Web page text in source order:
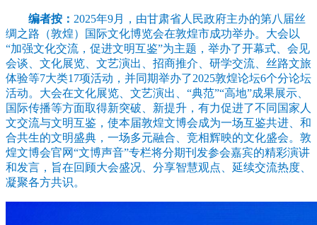
编者按： 2025年9月，由甘肃省人民政府主办的第八届丝
绸之路（敦煌）国际文化博览会在敦煌市成功举办。大会以
“加强文化交流，促进文明互鉴”为主题，举办了开幕式、会见
会谈、文化展览、文艺演出、招商推介、研学交流、丝路文旅
体验等7大类17项活动，并同期举办了2025敦煌论坛6个分论坛
活动。大会在文化展览、文艺演出、“典范”“高地”成果展示、
国际传播等方面取得新突破、新提升，有力促进了不同国家人
文交流与文明互鉴，使本届敦煌文博会成为一场互鉴共进、和
合共生的文明盛典，一场多元融合、竞相辉映的文化盛会。敦
煌文博会官网“文博声音”专栏将分期刊发参会嘉宾的精彩演讲
和发言，旨在回顾大会盛况、分享智慧观点、延续交流热度、
凝聚各方共识。